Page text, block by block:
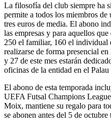
La filosofía del club siempre ha
permite a todos los miembros
tres euros de media. El abono
las empresas y para aquellos
250 el familiar, 160 el individual
realizarse de forma presencial
y 27 de este mes estarán
oficinas de la entidad en el
El abono de esta temporada
UEFA Futsal Champions
Moix, mantiene su regalo para
se abonen antes del 5 de